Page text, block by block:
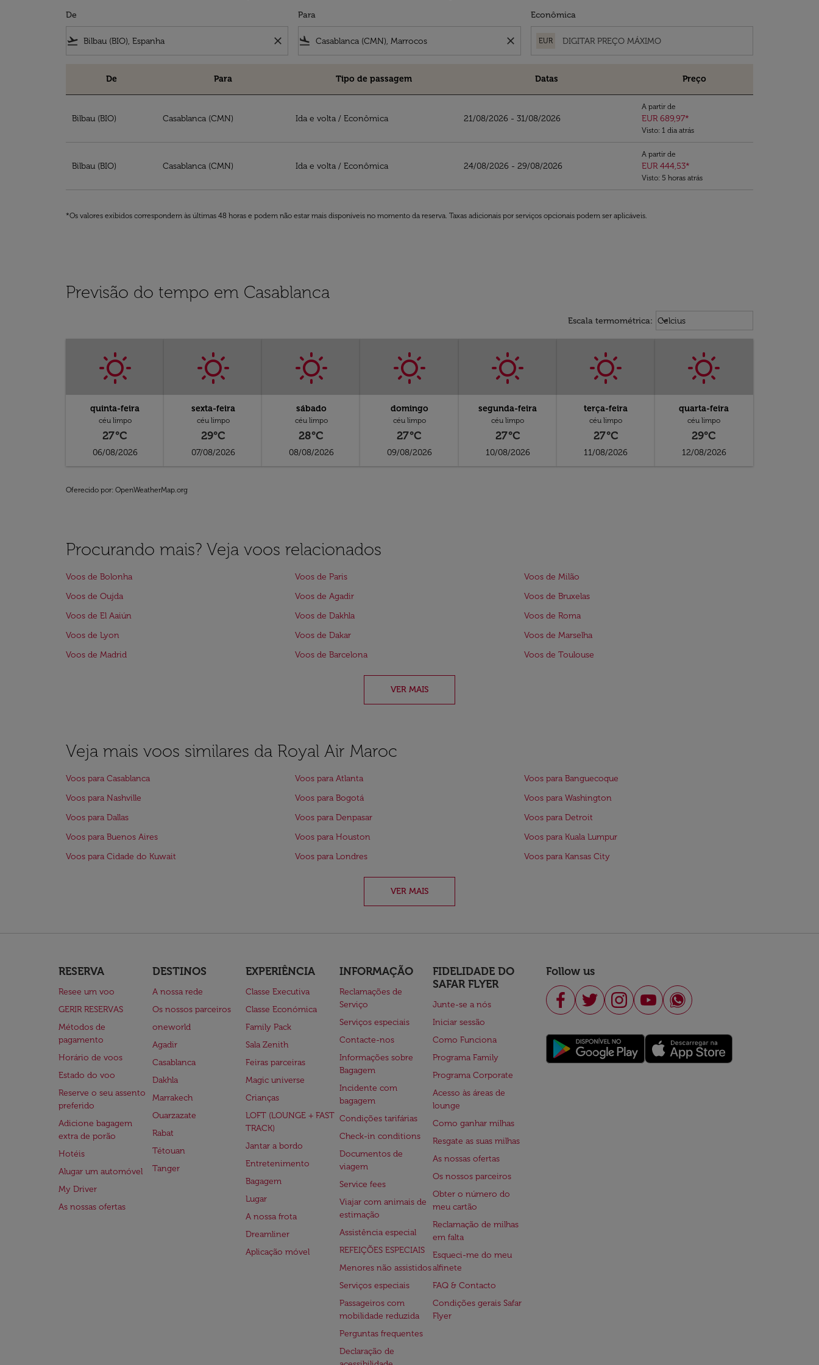
De
flight_takeoff close
Para
flight_land close
Econômica
EUR
De Para Tipo de passagem Datas Preço
Bilbau (BIO) Casablanca (CMN) Ida e volta / Econômica 21/08/2026 - 31/08/2026
A partir de
EUR 689,97*
Visto: 1 dia atrás
Bilbau (BIO) Casablanca (CMN) Ida e volta / Econômica 24/08/2026 - 29/08/2026
A partir de
EUR 444,53*
Visto: 5 horas atrás
*Os valores exibidos correspondem às últimas 48 horas e podem não estar mais disponíveis no momento da reserva. Taxas adicionais por serviços opcionais podem ser aplicáveis.
Previsão do tempo em Casablanca
Escala termométrica: Weather unit option Celcius
Celcius
keyboard_arrow_down
quinta-feira
céu limpo
27°C
06/08/2026
sexta-feira
céu limpo
29°C
07/08/2026
sábado
céu limpo
28°C
08/08/2026
domingo
céu limpo
27°C
09/08/2026
segunda-feira
céu limpo
27°C
10/08/2026
terça-feira
céu limpo
27°C
11/08/2026
quarta-feira
céu limpo
29°C
12/08/2026
Oferecido por: OpenWeatherMap.org
Procurando mais? Veja voos relacionados
Voos de Bolonha Voos de Paris
Voos de Milão
Voos de Oujda
Voos de Agadir
Voos de Bruxelas
Voos de El Aaiún
Voos de Dakhla
Voos de Roma
Voos de Lyon
Voos de Dakar
Voos de Marselha
Voos de Madrid
Voos de Barcelona Voos de Toulouse
VER MAIS
Veja mais voos similares da Royal Air Maroc
Voos para Casablanca Voos para Atlanta
Voos para Banguecoque
Voos para Nashville
Voos para Bogotá
Voos para Washington
Voos para Dallas
Voos para Denpasar
Voos para Detroit
Voos para Buenos Aires
Voos para Houston
Voos para Kuala Lumpur
Voos para Cidade do Kuwait
Voos para Londres Voos para Kansas City
VER MAIS
RESERVA
Resee um voo
GERIR RESERVAS
Métodos de
pagamento
Horário de voos
Estado do voo
Reserve o seu assento
preferido
Adicione bagagem
extra de porão
Hotéis
Alugar um automóvel
My Driver
As nossas ofertas
DESTINOS
A nossa rede
Os nossos parceiros
oneworld
Agadir
Casablanca
Dakhla
Marrakech
Ouarzazate
Rabat
Tétouan
Tanger
EXPERIÊNCIA
Classe Executiva
Classe Económica
Family Pack
Sala Zenith
Feiras parceiras
Magic universe
Crianças
LOFT (LOUNGE + FAST
TRACK)
Jantar a bordo
Entretenimento
Bagagem
Lugar
A nossa frota
Dreamliner
Aplicação móvel
INFORMAÇÃO
Reclamações de
Serviço
Serviços especiais
Contacte-nos
Informações sobre
Bagagem
Incidente com
bagagem
Condições tarifárias
Check-in conditions
Documentos de
viagem
Service fees
Viajar com animais de
estimação
Assistência especial
REFEIÇÕES ESPECIAIS
Menores não assistidos
Serviços especiais
Passageiros com
mobilidade reduzida
Perguntas frequentes
Declaração de
FIDELIDADE DO
SAFAR FLYER
Junte-se a nós
Iniciar sessão
Como Funciona
Programa Family
Programa Corporate
Acesso às áreas de
lounge
Como ganhar milhas
Resgate as suas milhas
As nossas ofertas
Os nossos parceiros
Obter o número do
meu cartão
Reclamação de milhas
em falta
Esqueci-me do meu
alfinete
FAQ & Contacto
Condições gerais Safar
Flyer
Follow us